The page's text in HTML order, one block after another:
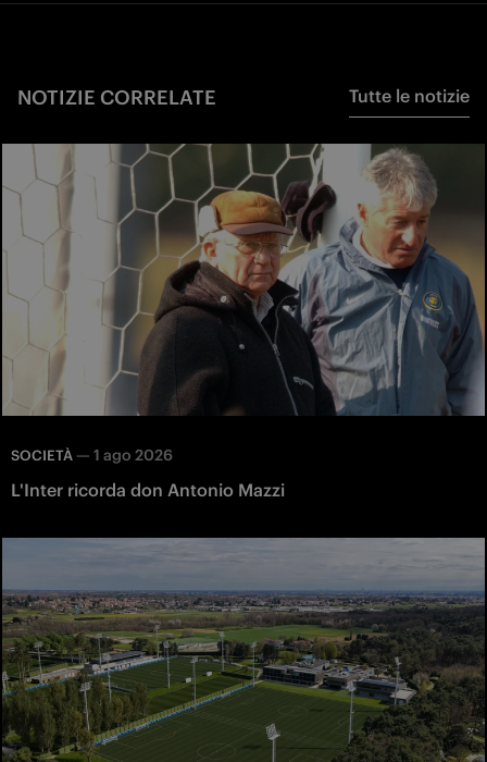
NOTIZIE CORRELATE Tutte le notizie
SOCIETÀ — 1 ago 2026
L'Inter ricorda don Antonio Mazzi